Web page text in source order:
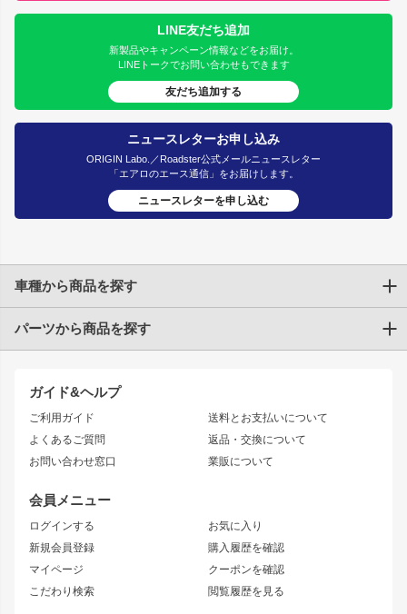
LINE友だち追加
新製品やキャンペーン情報などをお届け。
LINEトークでお問い合わせもできます
友だち追加する
ニュースレターお申し込み
ORIGIN Labo.／Roadster公式メールニュースレター
「エアロのエース通信」をお届けします。
ニュースレターを申し込む
ガイド&ヘルプ
ご利用ガイド
よくあるご質問
お問い合わせ窓口
送料とお支払いについて
返品・交換について
業販について
会員メニュー
ログインする
新規会員登録
マイページ
こだわり検索
お気に入り
購入履歴を確認
クーポンを確認
閲覧履歴を見る
車種から商品を探す
トヨタ
JZX90 CHASER
JZX110 MARK II
JZX100 MARK II
JZX90 MARK II
トレノ
マークX
アリスト
ソアラ
アルテッツァ
ニッサン
S15 シルビア
ワンビア
パーツから商品を探す
エアロシリーズ
ドリフトライン
風神
雷神
レーシングライン
アタックライン
ストリームライン